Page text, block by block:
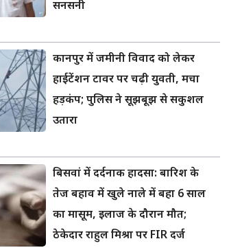
सनसनी
कानपुर में जमीनी विवाद को लेकर
हाईटेंशन टावर पर चढ़ी युवती, मचा
हड़कंप; पुलिस ने सूझबूझ से सकुशल
उतारा
बिसवां में दर्दनाक हादसा: बारिश के
तेज बहाव में खुले नाले में बहा 6 साल
का मासूम, इलाज के दौरान मौत;
ठेकेदार राहुल मिश्रा पर FIR दर्ज